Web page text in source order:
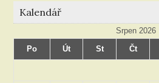
Kalendář
Srpen 2026
Po
Út St Čt